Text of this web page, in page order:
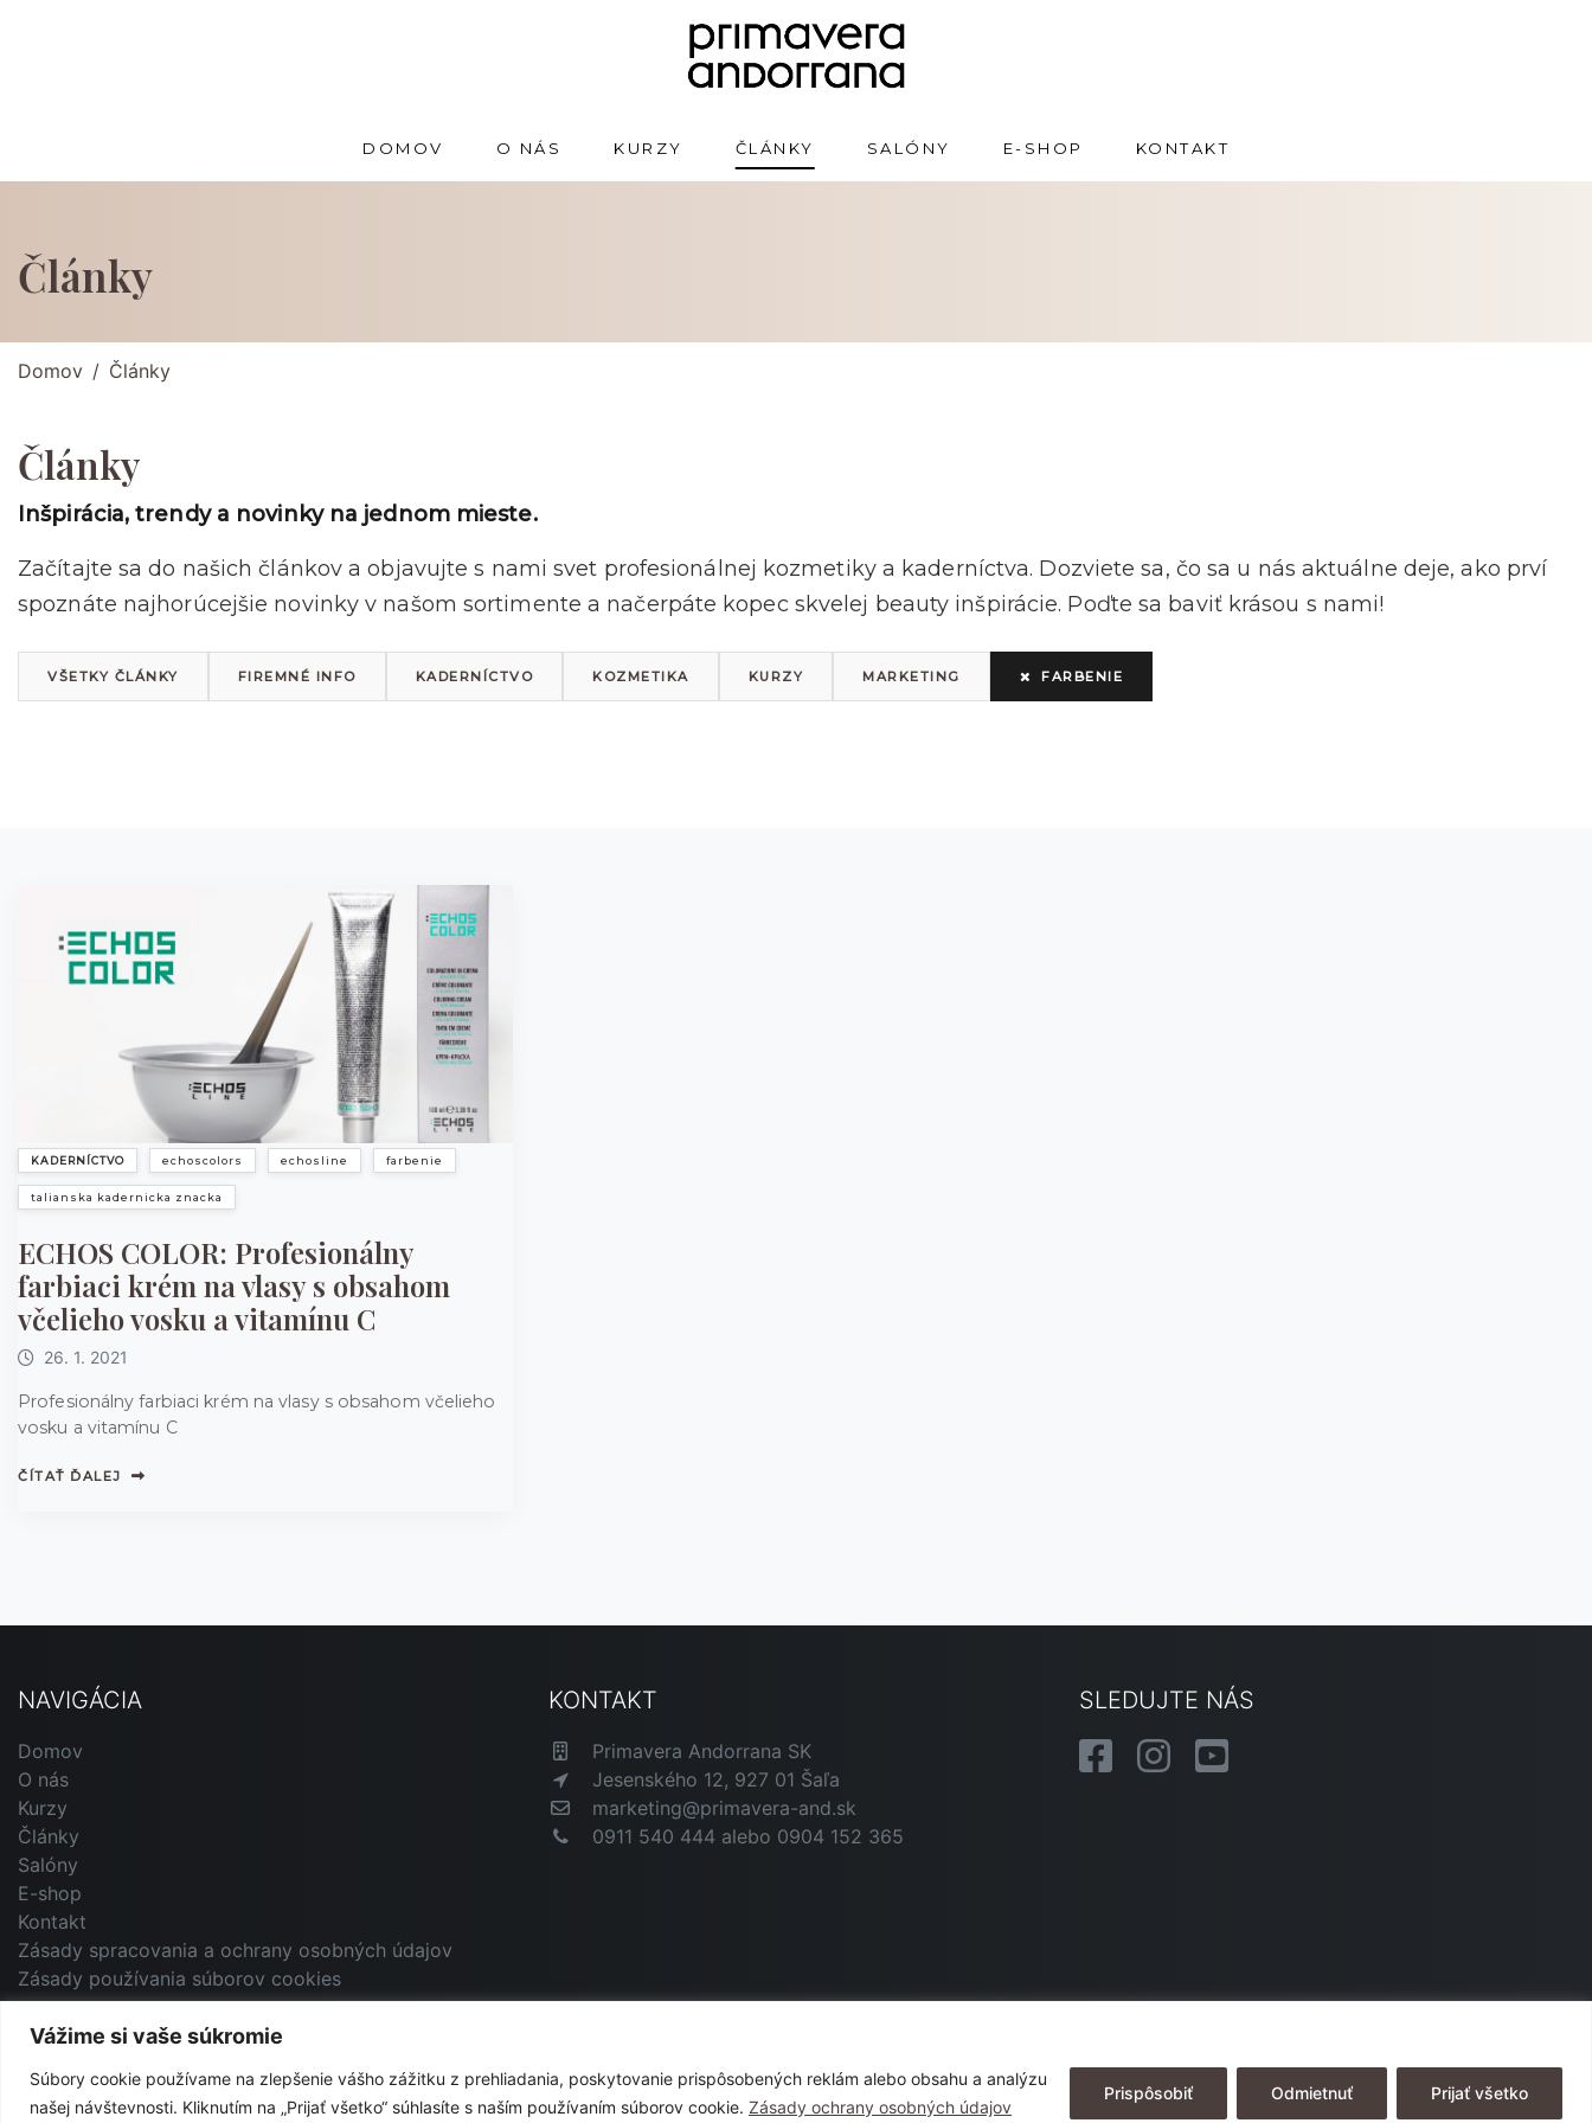
Vážime si vaše súkromie
Súbory cookie používame na zlepšenie vášho zážitku z prehliadania, poskytovanie prispôsobených reklám alebo obsahu a analýzu
našej návštevnosti. Kliknutím na „Prijať všetko“ súhlasíte s naším používaním súborov cookie. Zásady ochrany osobných údajov
Prispôsobiť Odmietnuť Prijať všetko
DOMOV O NÁS KURZY ČLÁNKY SALÓNY E-SHOP KONTAKT
Články
Domov Články
Články
Inšpirácia, trendy a novinky na jednom mieste.
Začítajte sa do našich článkov a objavujte s nami svet profesionálnej kozmetiky a kaderníctva. Dozviete sa, čo sa u nás aktuálne deje, ako prví
spoznáte najhorúcejšie novinky v našom sortimente a načerpáte kopec skvelej beauty inšpirácie. Poďte sa baviť krásou s nami!
VŠETKY ČLÁNKY FIREMNÉ INFO KADERNÍCTVO KOZMETIKA KURZY MARKETING FARBENIE
KADERNÍCTVO echoscolors echosline farbenie
talianska kadernicka znacka
ECHOS COLOR: Profesionálny
farbiaci krém na vlasy s obsahom
včelieho vosku a vitamínu C
26. 1. 2021
Profesionálny farbiaci krém na vlasy s obsahom včelieho
vosku a vitamínu C
ČÍTAŤ ĎALEJ
NAVIGÁCIA
Domov
O nás
Kurzy
Články
Salóny
E-shop
Kontakt
Zásady spracovania a ochrany osobných údajov
Zásady používania súborov cookies
KONTAKT
Primavera Andorrana SK
Jesenského 12, 927 01 Šaľa
marketing@primavera-and.sk
0911 540 444 alebo 0904 152 365
SLEDUJTE NÁS
Copyright © 2026, Primavera Andorrana SK